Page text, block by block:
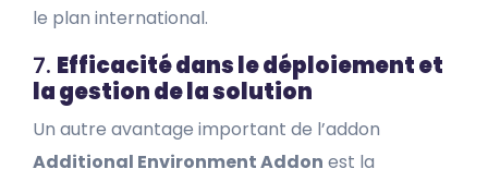
le plan international.
7. Efficacité dans le déploiement et
la gestion de la solution
Un autre avantage important de l’addon
Additional Environment Addon est la